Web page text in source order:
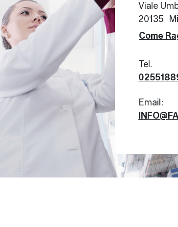
Viale
20135
Come
Tel.
Email: